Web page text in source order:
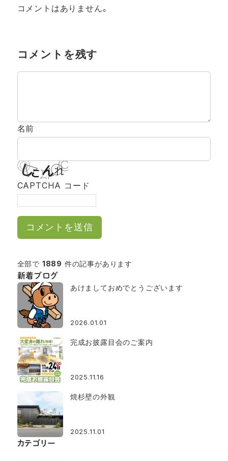
コメントはありません。
コメントを残す
名前
CAPTCHA コード
全部で 1889 件の記事があります
新着ブログ
あけましておめでとうございます
2026.01.01
完成お披露目会のご案内
2025.11.16
焼杉壁の外観
2025.11.01
カテゴリー